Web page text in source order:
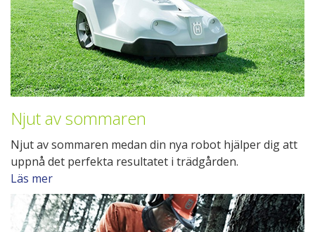
Njut av sommaren
Njut av sommaren medan din nya robot hjälper dig att
uppnå det perfekta resultatet i trädgården.
Läs mer